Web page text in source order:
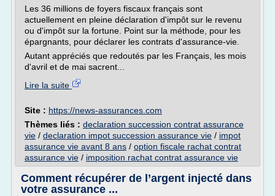
Les 36 millions de foyers fiscaux français sont
actuellement en pleine déclaration d'impôt sur le revenu
ou d'impôt sur la fortune. Point sur la méthode, pour les
épargnants, pour déclarer les contrats d'assurance-vie.
Autant appréciés que redoutés par les Français, les mois
d'avril et de mai sacrent...
Lire la suite
Site : https://news-assurances.com
Thèmes liés : declaration succession contrat assurance
vie / declaration impot succession assurance vie / impot
assurance vie avant 8 ans / option fiscale rachat contrat
assurance vie / imposition rachat contrat assurance vie
Comment récupérer de l’argent injecté dans
votre assurance ...